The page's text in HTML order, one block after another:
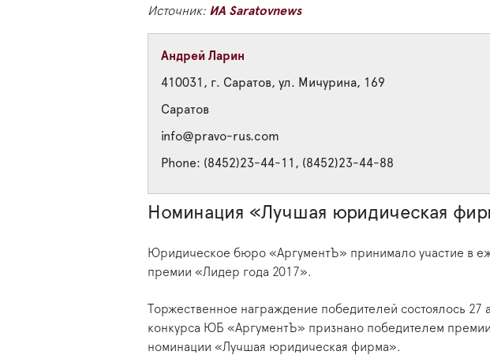
Источник: ИА Saratovnews
Андрей Ларин
410031, г. Саратов, ул. Мичурина, 169
Саратов
info@pravo-rus.com
Phone: (8452)23-44-11, (8452)23-44-88
Номинация «Лучшая юридическая
Юридическое бюро «АргументЪ» принимало участие в
премии «Лидер года 2017».
Торжественное награждение победителей состоялось 27
конкурса ЮБ «АргументЪ» признано победителем
номинации «Лучшая юридическая фирма».